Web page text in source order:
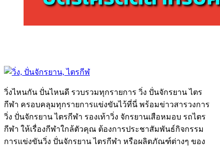
วิ่งไหนกัน ปั่นไหนดี รวบรวมทุกรายการ วิ่ง ปั่นจักรยาน ไตร
กีฬา ครอบคลุมทุกรายการแข่งขันไว้ที่นี่ พร้อมข่าวสารวงการ
วิ่ง ปั่นจักรยาน ไตรกีฬา รองเท้าวิ่ง จักรยานเสือหมอบ รถไตร
กีฬา ให้เรื่องกีฬาใกล้ตัวคุณ ต้องการประชาสัมพันธ์กิจกรรม
การแข่งขันวิ่ง ปั่นจักรยาน ไตรกีฬา หรือผลิตภัณฑ์ต่างๆ ของ